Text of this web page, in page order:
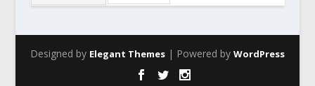
Designed by Elegant Themes| Powered by WordPress